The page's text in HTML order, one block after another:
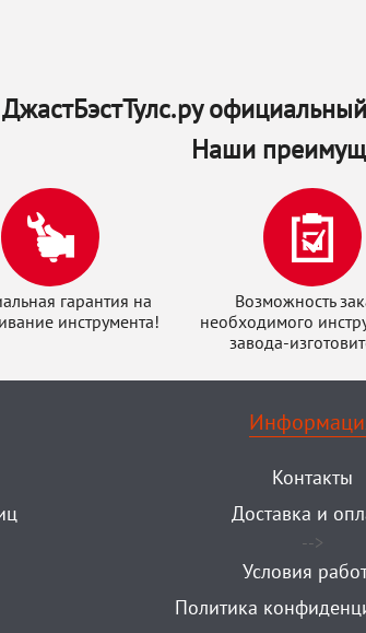
Наши
гарантия на
инструмента!
Возможность
необходимого
завода-
Контакты
Доставка и
-->
Условия
Политика